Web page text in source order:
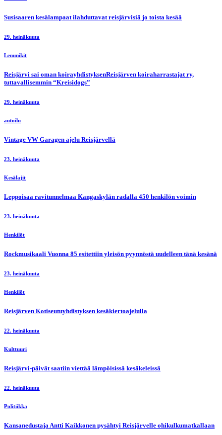
Susisaaren kesälampaat ilahduttavat reisjärvisiä jo toista kesää
29. heinäkuuta
Lemmikit
Reisjärvi sai oman koirayhdistyksenReisjärven koiraharrastajat ry,
tuttavallisemmin “Kreisidogs”
29. heinäkuuta
autoilu
Vintage VW Garagen ajelu Reisjärvellä
23. heinäkuuta
Kesälajit
Leppoisaa ravitunnelmaa Kangaskylän radalla 450 henkilön voimin
23. heinäkuuta
Henkilöt
Rockmusikaali Vuonna 85 esitettiin yleisön pyynnöstä uudelleen tänä kesänä
23. heinäkuuta
Henkilöt
Reisjärven Kotiseutuyhdistyksen kesäkiertoajelulla
22. heinäkuuta
Kulttuuri
Reisjärvi-päivät saatiin viettää lämpöisissä kesäkeleissä
22. heinäkuuta
Politiikka
Kansanedustaja Antti Kaikkonen pysähtyi Reisjärvelle ohikulkumatkallaan